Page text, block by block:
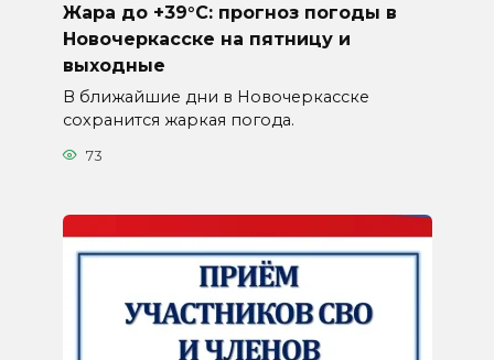
Жара до +39°C: прогноз погоды в
Новочеркасске на пятницу и
выходные
В ближайшие дни в Новочеркасске
сохранится жаркая погода.
73